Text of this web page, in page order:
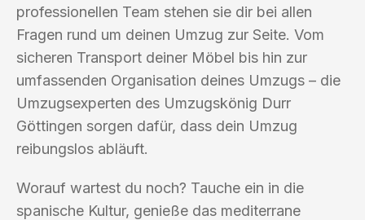
professionellen Team stehen sie dir bei allen
Fragen rund um deinen Umzug zur Seite. Vom
sicheren Transport deiner Möbel bis hin zur
umfassenden Organisation deines Umzugs – die
Umzugsexperten des Umzugskönig Durr
Göttingen sorgen dafür, dass dein Umzug
reibungslos abläuft.
Worauf wartest du noch? Tauche ein in die
spanische Kultur, genieße das mediterrane